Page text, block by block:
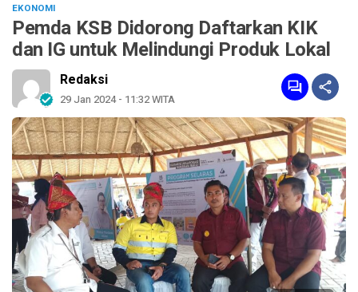
EKONOMI
Pemda KSB Didorong Daftarkan KIK
dan IG untuk Melindungi Produk Lokal
Redaksi
29 Jan 2024 - 11:32 WITA